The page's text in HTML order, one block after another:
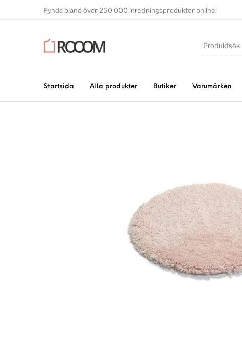
Fynda bland över 250 000 inredningsprodukter online!
Startsida Alla produkter Butiker Varumärken